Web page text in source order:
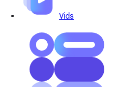
Vids